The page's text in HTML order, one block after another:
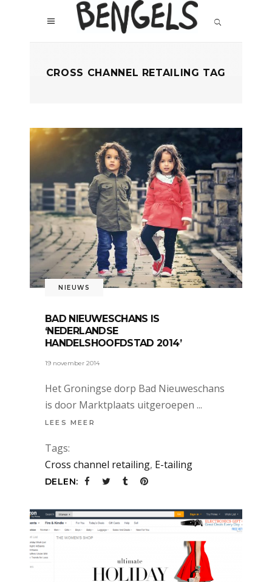
CROSS CHANNEL RETAILING TAG
NIEUWS
BAD NIEUWESCHANS IS
‘NEDERLANDSE
HANDELSHOOFDSTAD 2014’
19 november 2014
Het Groningse dorp Bad Nieuweschans
is door Marktplaats uitgeroepen
LEES MEER
Tags:
Cross channel retailing, E-tailing
DELEN: